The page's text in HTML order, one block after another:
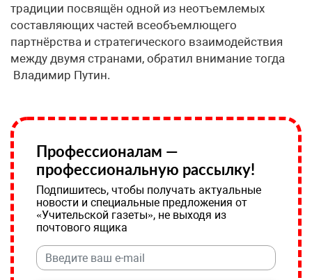
традиции посвящён одной из неотъемлемых
составляющих частей всеобъемлющего
партнёрства и стратегического взаимодействия
между двумя странами, обратил внимание тогда
Владимир Путин.
Профессионалам —
профессиональную рассылку!
Подпишитесь, чтобы получать актуальные
новости и специальные предложения от
«Учительской газеты», не выходя из
почтового ящика